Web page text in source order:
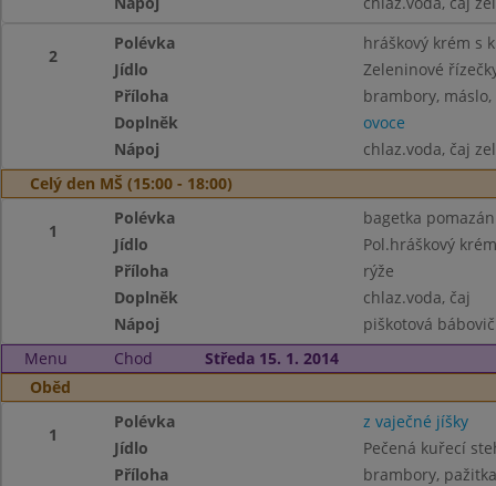
2
Polévka
hráškový krém s
Jídlo
Zeleninové
Příloha
brambory,
Doplněk
ovoce
Nápoj
chlaz.voda, čaj
Celý den MŠ (15:00 - 18:00)
1
Polévka
bagetka
Jídlo
Pol.hráškový
Příloha
rýže
Doplněk
chlaz.voda, čaj
Nápoj
piškotová
Menu
Chod
Středa 15. 1. 2014
Oběd
1
Polévka
z vaječné jíšky
Jídlo
Pečená kuřecí
Příloha
brambory,